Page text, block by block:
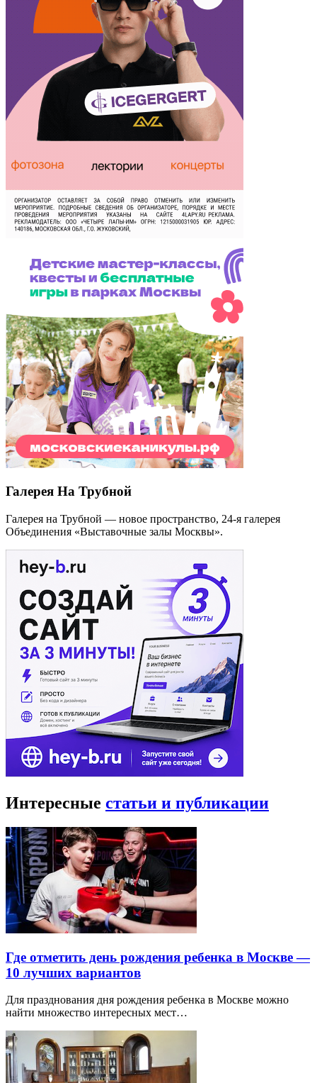
Галерея На Трубной
Галерея на Трубной — новое пространство, 24-я галерея
Объединения «Выставочные залы Москвы».
Интересные статьи и публикации
Где отметить день рождения ребенка в Москве —
10 лучших вариантов
Для празднования дня рождения ребенка в Москве можно
найти множество интересных мест…